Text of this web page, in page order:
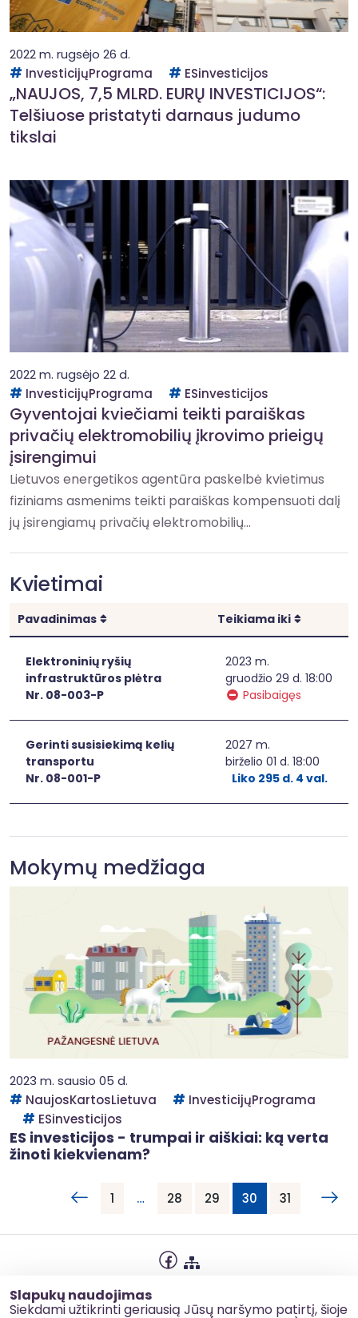
Slapukų naudojimas
Siekdami užtikrinti geriausią Jūsų naršymo patirtį, šioje
2022 m. rugsėjo 26 d.
InvesticijųPrograma
ESinvesticijos
„NAUJOS, 7,5 MLRD. EURŲ INVESTICIJOS“:
Telšiuose pristatyti darnaus judumo
tikslai
2022 m. rugsėjo 22 d.
InvesticijųPrograma
ESinvesticijos
Gyventojai kviečiami teikti paraiškas
privačių elektromobilių įkrovimo prieigų
įsirengimui
Lietuvos energetikos agentūra paskelbė kvietimus
fiziniams asmenims teikti paraiškas kompensuoti dalį
jų įsirengiamų privačių elektromobilių...
Kvietimai
Pavadinimas Rikiuoti Teikiama iki Rikiuoti
Elektroninių ryšių
infrastruktūros plėtra
Nr. 08-003-P
2023 m.
gruodžio 29 d. 18:00
Pasibaigęs
Gerinti susisiekimą kelių
transportu
Nr. 08-001-P
2027 m.
birželio 01 d. 18:00
Liko 295 d. 4 val.
Mokymų medžiaga
2023 m. sausio 05 d.
NaujosKartosLietuva
InvesticijųPrograma
ESinvesticijos
ES investicijos - trumpai ir aiškiai: ką verta
žinoti kiekvienam?
1 … 28 29 30 31
Slapukų naudojimas